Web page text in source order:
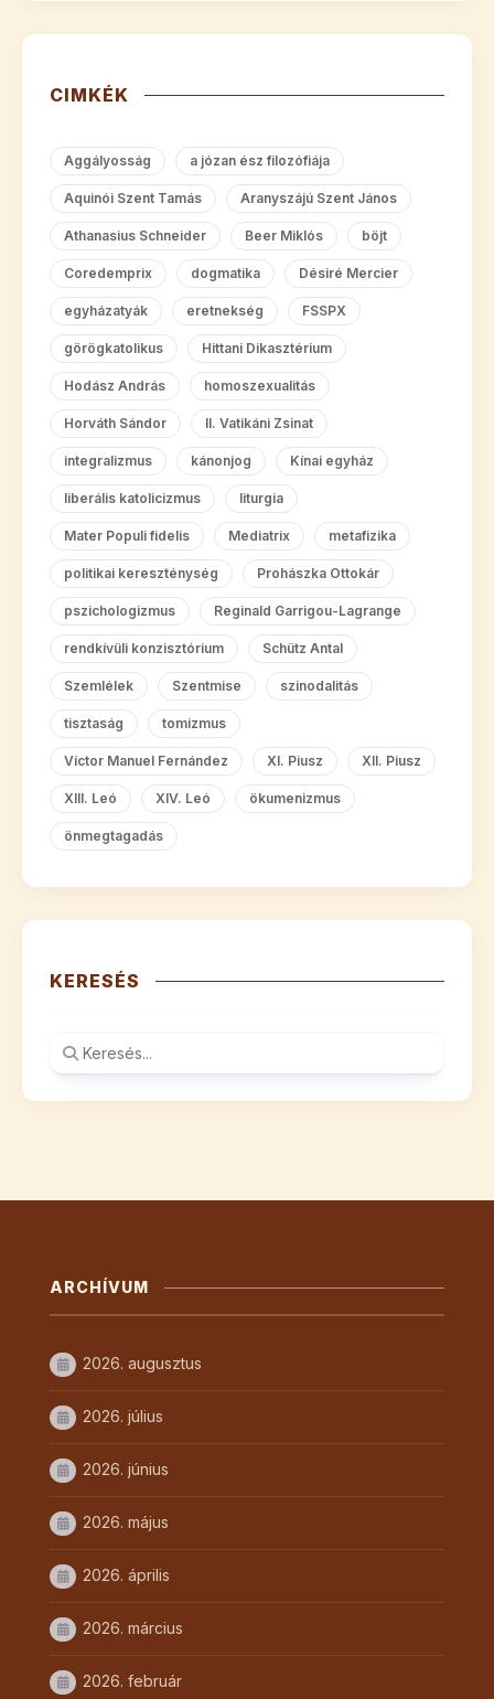
CIMKÉK
Aggályosság a józan ész filozófiája
Aquinói Szent Tamás Aranyszájú Szent János
Athanasius Schneider Beer Miklós böjt
Coredemprix dogmatika Désiré Mercier
egyházatyák eretnekség FSSPX
görögkatolikus Hittani Dikasztérium
Hodász András homoszexualitás
Horváth Sándor II. Vatikáni Zsinat
integralizmus kánonjog Kínai egyház
liberális katolicizmus liturgia
Mater Populi fidelis Mediatrix metafizika
politikai kereszténység Prohászka Ottokár
pszichologizmus Reginald Garrigou-Lagrange
rendkívüli konzisztórium Schütz Antal
Szemlélek Szentmise szinodalitás
tisztaság tomizmus
Víctor Manuel Fernández XI. Piusz XII. Piusz
XIII. Leó XIV. Leó ökumenizmus
önmegtagadás
KERESÉS
ARCHÍVUM
2026. augusztus
2026. július
2026. június
2026. május
2026. április
2026. március
2026. február